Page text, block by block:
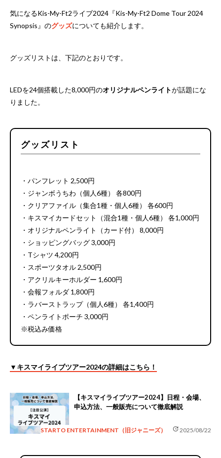
気になるKis-My-Ft2ライブ2024『Kis-My-Ft2 Dome Tour 2024
Synopsis』のグッズについても紹介します。
グッズリストは、下記のとおりです。
LEDを24個搭載した8,000円のオリジナルペンライトが話題にな
りました。
グッズリスト
・パンフレット 2,500円
・ジャンボうちわ（個人6種） 各800円
・クリアファイル（集合1種・個人6種） 各600円
・キスマイカードセット（混合1種・個人6種） 各1,000円
・オリジナルペンライト（カード付） 8,000円
・ショッピングバッグ 3,000円
・Tシャツ 4,200円
・スポーツタオル 2,500円
・アクリルキーホルダー 1,600円
・会報フォルダ 1,800円
・ラバーストラップ（個人6種） 各1,400円
・ペンライトポーチ 3,000円
※税込み価格
▼キスマイライブツアー2024の詳細はこちら！
【キスマイライブツアー2024】日程・会場、
申込方法、一般販売について徹底解説
STARTO ENTERTAINMENT（旧ジャニーズ） update2025/08/22